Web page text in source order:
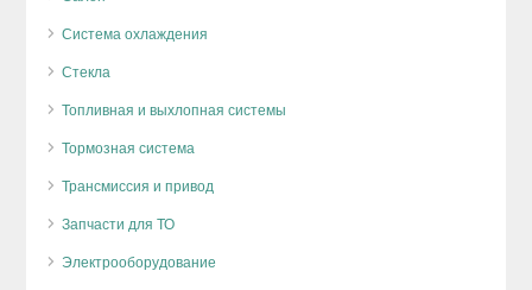
Система охлаждения
Стекла
Топливная и выхлопная системы
Тормозная система
Трансмиссия и привод
Запчасти для ТО
Электрооборудование